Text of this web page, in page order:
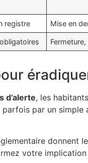
registre Mise en
d’alerte, les
par un
donnent
votre